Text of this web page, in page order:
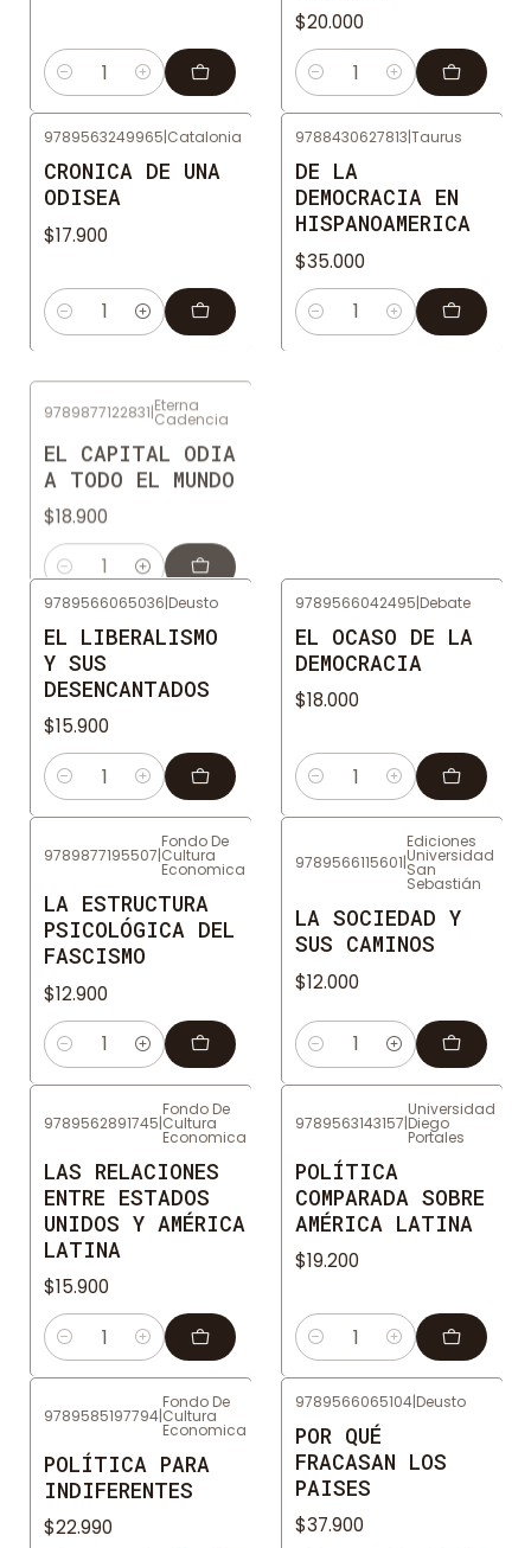
Cantidad
$20.000
Cantidad
9789563249965|Catalonia
CRONICA DE UNA
ODISEA
$17.900
Cantidad
9788430627813|Taurus
DE LA
DEMOCRACIA EN
HISPANOAMERICA
$35.000
Cantidad
9789877122831|Eterna
EL CAPITAL ODIA
A TODO EL MUNDO
$18.900
Cantidad
Cantidad
9789566065036|Deusto
EL LIBERALISMO
Y SUS
DESENCANTADOS
$15.900
Cantidad
9789566042495|Debate
EL OCASO DE LA
DEMOCRACIA
$18.000
Cantidad
9789877195507|
Fondo De
Cultura
Economica
LA ESTRUCTURA
PSICOLÓGICA DEL
FASCISMO
$12.900
Cantidad
9789566115601|
Ediciones
Universidad
San
Sebastián
LA SOCIEDAD Y
SUS CAMINOS
$12.000
Cantidad
9789562891745|
Fondo De
Cultura
Economica
LAS RELACIONES
ENTRE ESTADOS
UNIDOS Y AMÉRICA
LATINA
$15.900
Cantidad
9789563143157|
Universidad
Diego
Portales
POLÍTICA
COMPARADA SOBRE
AMÉRICA LATINA
$19.200
Cantidad
9789585197794|
Fondo De
Cultura
Economica
POLÍTICA PARA
INDIFERENTES
$22.990
9789566065104|Deusto
POR QUÉ
FRACASAN LOS
PAISES
$37.900